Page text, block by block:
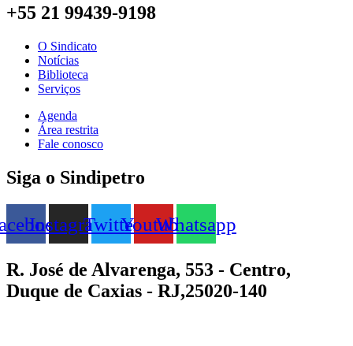
+55 21 99439-9198
O Sindicato
Notícias
Biblioteca
Serviços
Agenda
Área restrita
Fale conosco
Siga o Sindipetro
InstagramTwitterYoutubeWhatsapp
R. José de Alvarenga, 553 - Centro,
Duque de Caxias - RJ,25020-140